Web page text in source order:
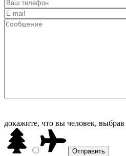
докажите, что вы человек, выбрав